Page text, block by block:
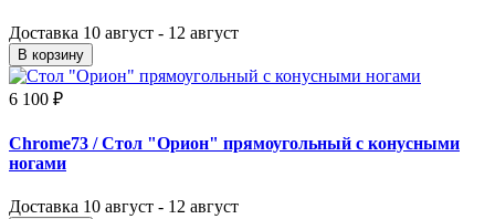
Доставка 10 август - 12 август
В корзину
6 100 ₽
Chrome73 / Стол "Орион" прямоугольный с конусными
ногами
Доставка 10 август - 12 август